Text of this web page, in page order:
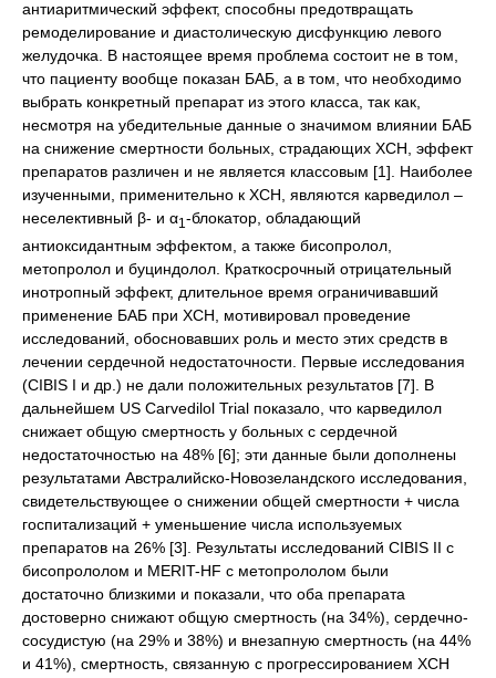
антиаритмический эффект, способны предотвращать
ремоделирование и диастолическую дисфункцию левого
желудочка. В настоящее время проблема состоит не в том,
что пациенту вообще показан БАБ, а в том, что необходимо
выбрать конкретный препарат из этого класса, так как,
несмотря на убедительные данные о значимом влиянии БАБ
на снижение смертности больных, страдающих ХСН, эффект
препаратов различен и не является классовым [1]. Наиболее
изученными, применительно к ХСН, являются карведилол –
неселективный β- и α1 -блокатор, обладающий
антиоксидантным эффектом, а также бисопролол,
метопролол и буциндолол. Краткосрочный отрицательный
инотропный эффект, длительное время ограничивавший
применение БАБ при ХСН, мотивировал проведение
исследований, обосновавших роль и место этих средств в
лечении сердечной недостаточности. Первые исследования
(CIBIS I и др.) не дали положительных результатов [7]. В
дальнейшем US Carvedilol Trial показало, что карведилол
снижает общую смертность у больных с сердечной
недостаточностью на 48% [6]; эти данные были дополнены
результатами Австралийско-Новозеландского исследования,
свидетельствующее о снижении общей смертности + числа
госпитализаций + уменьшение числа используемых
препаратов на 26% [3]. Результаты исследований CIBIS II с
бисопрололом и MERIT-HF с метопрололом были
достаточно близкими и показали, что оба препарата
достоверно снижают общую смертность (на 34%), сердечно-
сосудистую (на 29% и 38%) и внезапную смертность (на 44%
и 41%), смертность, связанную с прогрессированием ХСН